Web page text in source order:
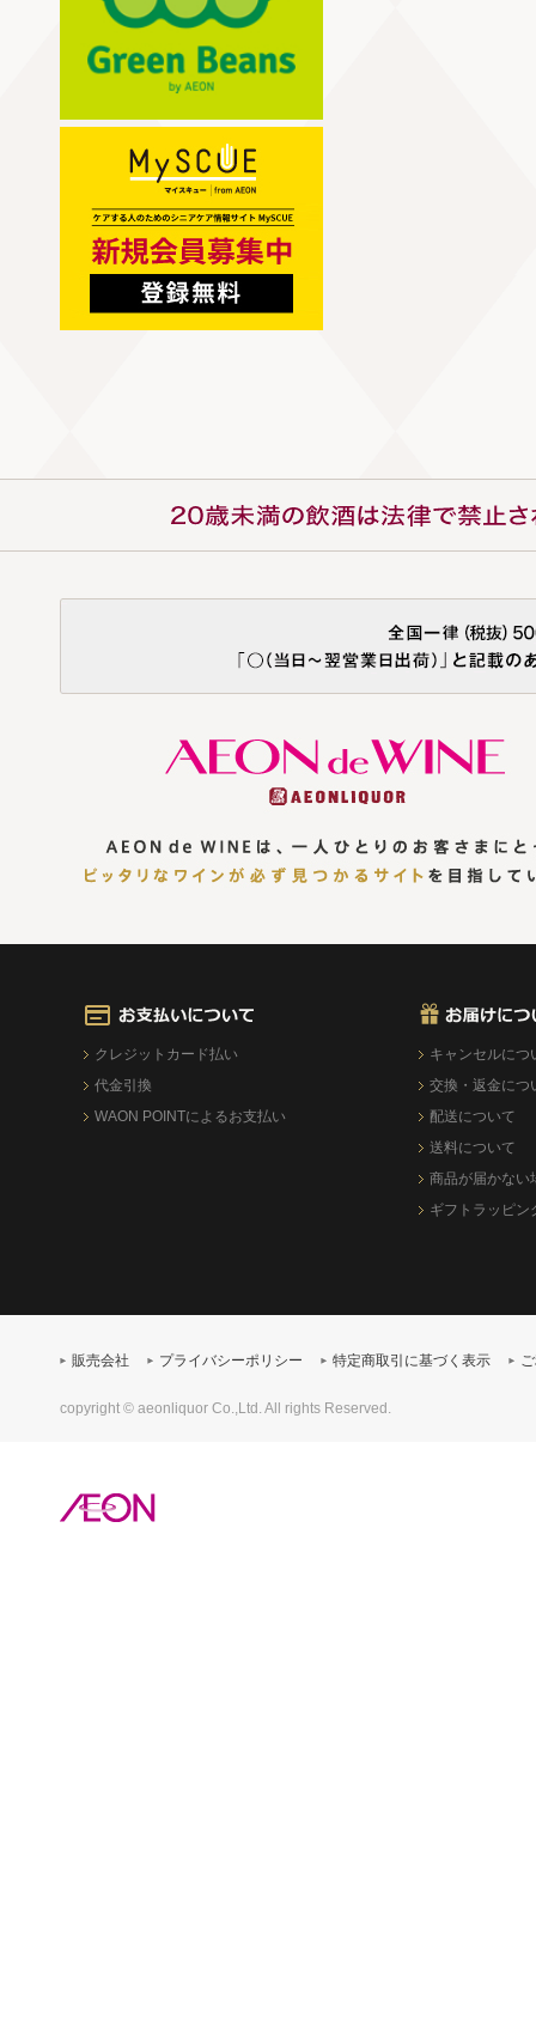
クレジットカード払い
代金引換
WAON POINTによるお支払い
キャンセルにつ
交換・返金につ
配送について
送料について
商品が届かない
ギフトラッピン
販売会社 プライバシーポリシー 特定商取引に基づく表示
copyright © aeonliquor Co.,Ltd. All rights Reserved.